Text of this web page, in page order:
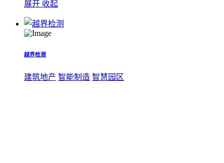
展开 收起
越界检测
建筑地产 智能制造 智慧园区